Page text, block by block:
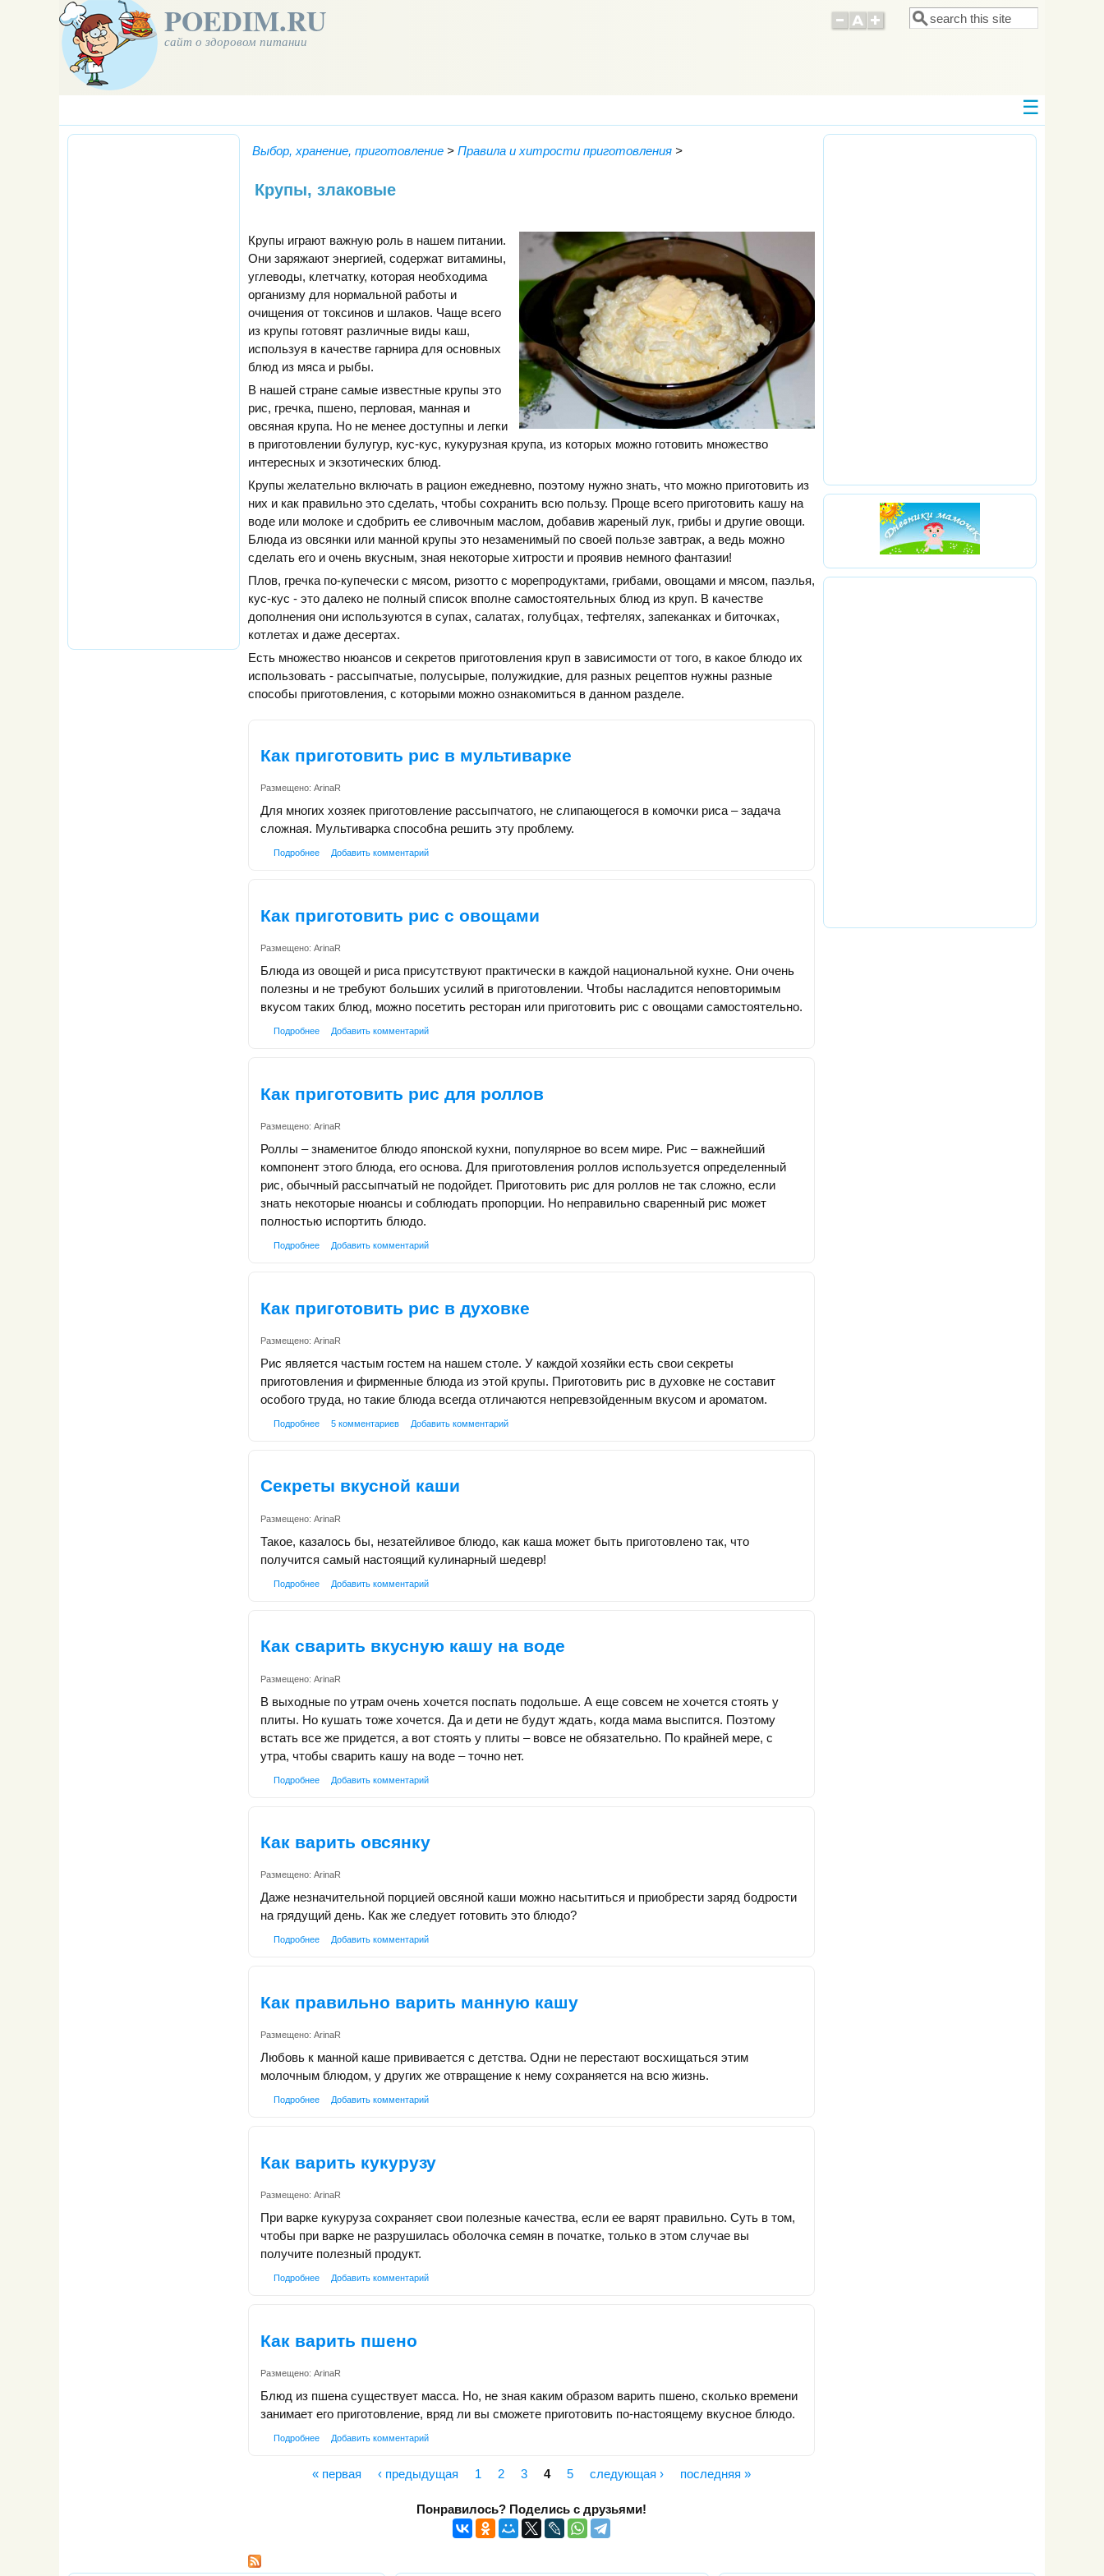
POEDIM.RU
сайт о здоровом питании
Форма поиска
Поиск
Выбор, хранение, приготовление > Правила и хитрости приготовления >
Крупы, злаковые
Крупы играют важную роль в нашем питании.
Они заряжают энергией, содержат витамины,
углеводы, клетчатку, которая необходима
организму для нормальной работы и
очищения от токсинов и шлаков. Чаще всего
из крупы готовят различные виды каш,
используя в качестве гарнира для основных
блюд из мяса и рыбы.
В нашей стране самые известные крупы это
рис, гречка, пшено, перловая, манная и
овсяная крупа. Но не менее доступны и легки
в приготовлении булугур, кус-кус, кукурузная крупа, из которых можно готовить множество
интересных и экзотических блюд.
Крупы желательно включать в рацион ежедневно, поэтому нужно знать, что можно приготовить из
них и как правильно это сделать, чтобы сохранить всю пользу. Проще всего приготовить кашу на
воде или молоке и сдобрить ее сливочным маслом, добавив жареный лук, грибы и другие овощи.
Блюда из овсянки или манной крупы это незаменимый по своей пользе завтрак, а ведь можно
сделать его и очень вкусным, зная некоторые хитрости и проявив немного фантазии!
Плов, гречка по-купечески с мясом, ризотто с морепродуктами, грибами, овощами и мясом, паэлья,
кус-кус - это далеко не полный список вполне самостоятельных блюд из круп. В качестве
дополнения они используются в супах, салатах, голубцах, тефтелях, запеканках и биточках,
котлетах и даже десертах.
Есть множество нюансов и секретов приготовления круп в зависимости от того, в какое блюдо их
использовать - рассыпчатые, полусырые, полужидкие, для разных рецептов нужны разные
способы приготовления, с которыми можно ознакомиться в данном разделе.
Как приготовить рис в мультиварке
Размещено: ArinaR
Для многих хозяек приготовление рассыпчатого, не слипающегося в комочки риса – задача
сложная. Мультиварка способна решить эту проблему.
Подробнее Добавить комментарий
Как приготовить рис с овощами
Размещено: ArinaR
Блюда из овощей и риса присутствуют практически в каждой национальной кухне. Они очень
полезны и не требуют больших усилий в приготовлении. Чтобы насладится неповторимым
вкусом таких блюд, можно посетить ресторан или приготовить рис с овощами самостоятельно.
Подробнее Добавить комментарий
Как приготовить рис для роллов
Размещено: ArinaR
Роллы – знаменитое блюдо японской кухни, популярное во всем мире. Рис – важнейший
компонент этого блюда, его основа. Для приготовления роллов используется определенный
рис, обычный рассыпчатый не подойдет. Приготовить рис для роллов не так сложно, если
знать некоторые нюансы и соблюдать пропорции. Но неправильно сваренный рис может
полностью испортить блюдо.
Подробнее Добавить комментарий
Как приготовить рис в духовке
Размещено: ArinaR
Рис является частым гостем на нашем столе. У каждой хозяйки есть свои секреты
приготовления и фирменные блюда из этой крупы. Приготовить рис в духовке не составит
особого труда, но такие блюда всегда отличаются непревзойденным вкусом и ароматом.
Подробнее 5 комментариев Добавить комментарий
Секреты вкусной каши
Размещено: ArinaR
Такое, казалось бы, незатейливое блюдо, как каша может быть приготовлено так, что
получится самый настоящий кулинарный шедевр!
Подробнее Добавить комментарий
Как сварить вкусную кашу на воде
Размещено: ArinaR
В выходные по утрам очень хочется поспать подольше. А еще совсем не хочется стоять у
плиты. Но кушать тоже хочется. Да и дети не будут ждать, когда мама выспится. Поэтому
встать все же придется, а вот стоять у плиты – вовсе не обязательно. По крайней мере, с
утра, чтобы сварить кашу на воде – точно нет.
Подробнее Добавить комментарий
Как варить овсянку
Размещено: ArinaR
Даже незначительной порцией овсяной каши можно насытиться и приобрести заряд бодрости
на грядущий день. Как же следует готовить это блюдо?
Подробнее Добавить комментарий
Как правильно варить манную кашу
Размещено: ArinaR
Любовь к манной каше прививается с детства. Одни не перестают восхищаться этим
молочным блюдом, у других же отвращение к нему сохраняется на всю жизнь.
Подробнее Добавить комментарий
Как варить кукурузу
Размещено: ArinaR
При варке кукуруза сохраняет свои полезные качества, если ее варят правильно. Суть в том,
чтобы при варке не разрушилась оболочка семян в початке, только в этом случае вы
получите полезный продукт.
Подробнее Добавить комментарий
Как варить пшено
Размещено: ArinaR
Блюд из пшена существует масса. Но, не зная каким образом варить пшено, сколько времени
занимает его приготовление, вряд ли вы сможете приготовить по-настоящему вкусное блюдо.
Подробнее Добавить комментарий
« первая ‹ предыдущая 1 2 3 4 5 следующая › последняя »
Понравилось? Поделись с друзьями!